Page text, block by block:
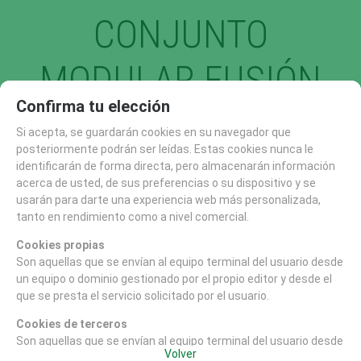
CONJUNTO
MODULAR FUSIÓN
PLUS SUELO
NATURAL
Política de gestión de Cookies
Utilizamos cookies propias para el correcto funcionamiento del
sitio. Además, se utilizan otras de terceros que analizan cómo
se usan nuestros servicios para mejorar la experiencia de
usuario, divulgar ofertas comerciales personalizadas o realizar
análisis de sus hábitos de navegación. Pulse el botón para
aceptarlas o “Configurar” para poder bloquearlas.
Puede revisar toda la información y retirar su consentimiento
en cualquier momento desde nuestraPolítica de Cookies .
Política de cookies
Confirma tu elección
Si acepta, se guardarán cookies en su navegador que
posteriormente podrán ser leídas. Estas cookies nunca le
identificarán de forma directa, pero almacenarán información
acerca de usted, de sus preferencias o su dispositivo y se
usarán para darte una experiencia web más personalizada,
tanto en rendimiento como a nivel comercial.
Cookies propias
Son aquellas que se envían al equipo terminal del usuario desde
un equipo o dominio gestionado por el propio editor y desde el
que se presta el servicio solicitado por el usuario.
Cookies de terceros
Son aquellas que se envían al equipo terminal del usuario desde
un equipo o dominio que no es gestionado por el editor, sino por
Volver